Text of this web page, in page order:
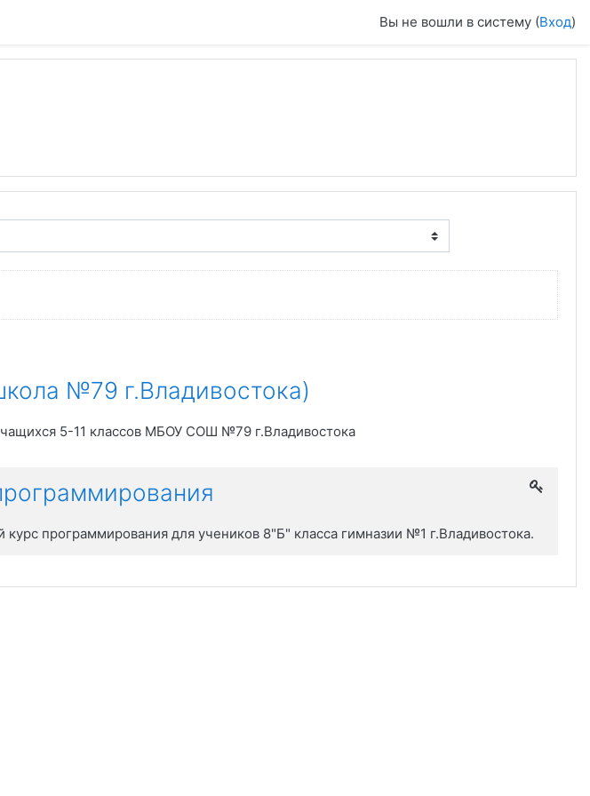
Вы не вошли в систему (Вход)
№79 г.Владивостока)
5-11 классов МБОУ СОШ №79 г.Владивостока
курс программирования для учеников 8"Б" класса гимназии №1 г.Владивостока.